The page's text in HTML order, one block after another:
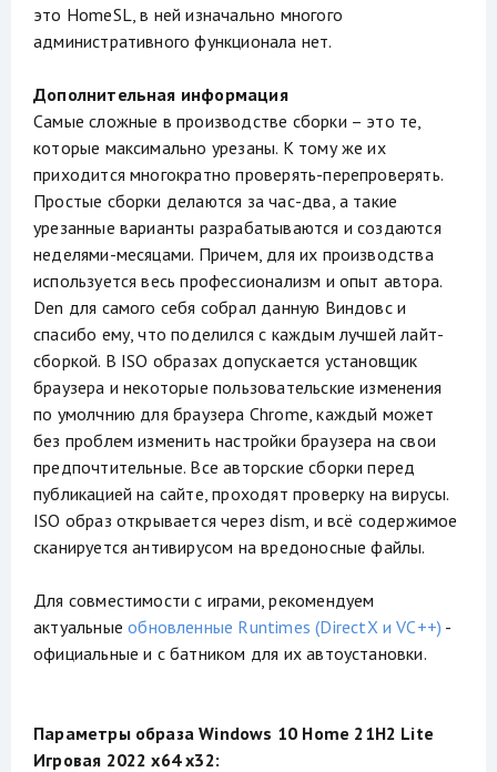
это HomeSL, в ней изначально многого
административного функционала нет.
Дополнительная информация
Самые сложные в производстве сборки – это те,
которые максимально урезаны. К тому же их
приходится многократно проверять-перепроверять.
Простые сборки делаются за час-два, а такие
урезанные варианты разрабатываются и создаются
неделями-месяцами. Причем, для их производства
используется весь профессионализм и опыт автора.
Den для самого себя собрал данную Виндовс и
спасибо ему, что поделился с каждым лучшей лайт-
сборкой. В ISO образах допускается установщик
браузера и некоторые пользовательские изменения
по умолчнию для браузера Chrome, каждый может
без проблем изменить настройки браузера на свои
предпочтительные. Все авторские сборки перед
публикацией на сайте, проходят проверку на вирусы.
ISO образ открывается через dism, и всё содержимое
сканируется антивирусом на вредоносные файлы.
Для совместимости с играми, рекомендуем
актуальныеобновленные Runtimes (DirectX и VC++) -
официальные и с батником для их автоустановки.
Параметры образа Windows 10 Home 21H2 Lite
Игровая 2022 x64 x32: